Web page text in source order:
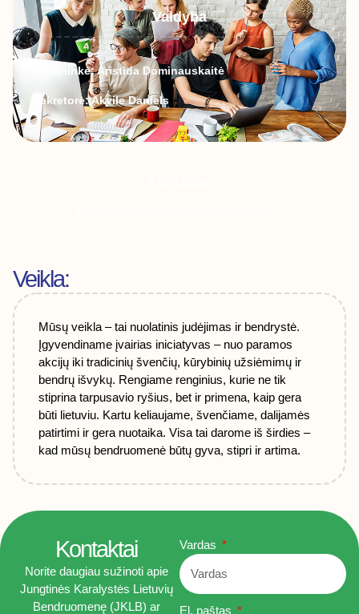
Valdyba
Pirmininkė: Aristida Dominauskaitė
Sekretorė: Akvile Daniels
Veikla:
Mūsų veikla – tai nuolatinis judėjimas ir bendrystė.
Įgyvendiname įvairias iniciatyvas – nuo paramos
akcijų iki tradicinių švenčių, kūrybinių užsiėmimų ir
bendrų išvykų. Rengiame renginius, kurie ne tik
stiprina tarpusavio ryšius, bet ir primena, kaip gera
būti lietuviu. Kartu keliaujame, švenčiame, dalijamės
patirtimi ir gera nuotaika. Visa tai darome iš širdies –
kad mūsų bendruomenė būtų gyva, stipri ir artima.
Kontaktai
Norite daugiau sužinoti apie
Jungtinės Karalystės Lietuvių
Bendruomenę (JKLB) ar
Vardas
El. paštas